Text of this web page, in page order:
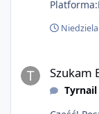
Szukam
Tyrnail